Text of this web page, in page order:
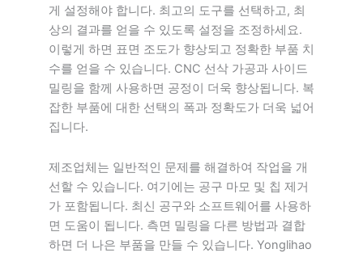
게 설정해야 합니다. 최고의 도구를 선택하고, 최
상의 결과를 얻을 수 있도록 설정을 조정하세요.
이렇게 하면 표면 조도가 향상되고 정확한 부품 치
수를 얻을 수 있습니다. CNC 선삭 가공과 사이드
밀링을 함께 사용하면 공정이 더욱 향상됩니다. 복
잡한 부품에 대한 선택의 폭과 정확도가 더욱 넓어
집니다.
제조업체는 일반적인 문제를 해결하여 작업을 개
선할 수 있습니다. 여기에는 공구 마모 및 칩 제거
가 포함됩니다. 최신 공구와 소프트웨어를 사용하
면 도움이 됩니다. 측면 밀링을 다른 방법과 결합
하면 더 나은 부품을 만들 수 있습니다. Yonglihao